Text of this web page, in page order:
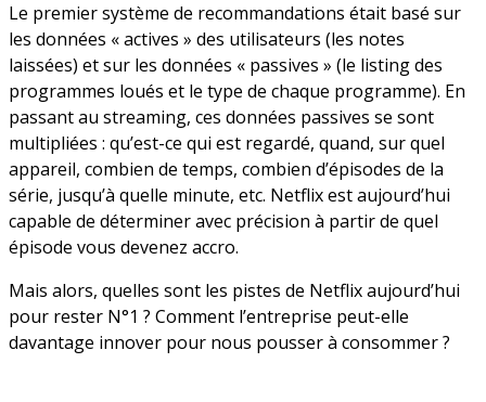
Le premier système de recommandations était basé sur
les données « actives » des utilisateurs (les notes
laissées) et sur les données « passives » (le listing des
programmes loués et le type de chaque programme). En
passant au streaming, ces données passives se sont
multipliées : qu’est-ce qui est regardé, quand, sur quel
appareil, combien de temps, combien d’épisodes de la
série, jusqu’à quelle minute, etc. Netflix est aujourd’hui
capable de déterminer avec précision à partir de quel
épisode vous devenez accro.
Mais alors, quelles sont les pistes de Netflix aujourd’hui
pour rester N°1 ? Comment l’entreprise peut-elle
davantage innover pour nous pousser à consommer ?